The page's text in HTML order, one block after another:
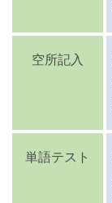
空所記入
単語テスト